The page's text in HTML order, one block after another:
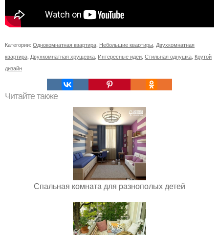
Категории: Однокомнатная квартира, Небольшие квартиры, Двухкомнатная
квартира, Двухкомнатная хрущевка, Интересные идеи, Стильная однушка, Крутой
дизайн
Читайте также
Спальная комната для разнополых детей